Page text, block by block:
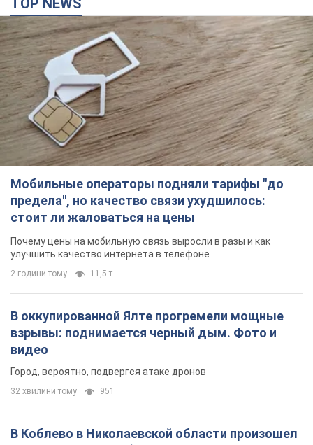
Мобильные операторы подняли тарифы "до
предела", но качество связи ухудшилось:
стоит ли жаловаться на цены
Почему цены на мобильную связь выросли в разы и как
улучшить качество интернета в телефоне
2 години тому 11,5 т.
В оккупированной Ялте прогремели мощные
взрывы: поднимается черный дым. Фото и
видео
32 хвилини тому 951
В Коблево в Николаевской области произошел
взрыв в море: погиб мужчина, есть
пострадавшие
Мужчина, вероятно, подорвался на морской мине
годину тому 2,3 т.